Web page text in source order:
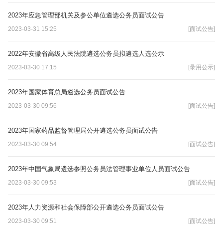
2023年应急管理部机关及参公单位遴选公务员面试公告
2023-03-31 15:25 [面试公告]
2022年安徽省高级人民法院遴选公务员拟遴选人选公示
2023-03-30 17:15 [录用公示]
2023年国家体育总局遴选公务员面试公告
2023-03-30 09:56 [面试公告]
2023年国家药品监督管理局公开遴选公务员面试公告
2023-03-30 09:54 [面试公告]
2023年中国气象局遴选参照公务员法管理事业单位人员面试公告
2023-03-30 09:53 [面试公告]
2023年人力资源和社会保障部公开遴选公务员面试公告
2023-03-30 09:51 [面试公告]